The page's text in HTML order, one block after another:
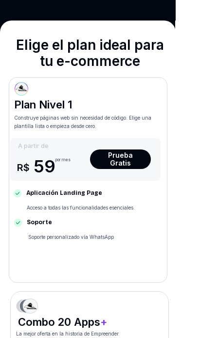
Elige el plan ideal para
tu ​ ​e-commerce
Plan Nivel 1
Construye páginas web sin necesidad de código. Elige una
plantilla lista o empieza desde cero.
A partir de
Prueba
Gratis
Acceso a todas las funcionalidades esenciales.
Aplicación Landing Page
R$
por mes
59
Soporte
Soporte personalizado vía WhatsApp
Combo 20 Apps+
La mejor oferta en la historia de Empreender.